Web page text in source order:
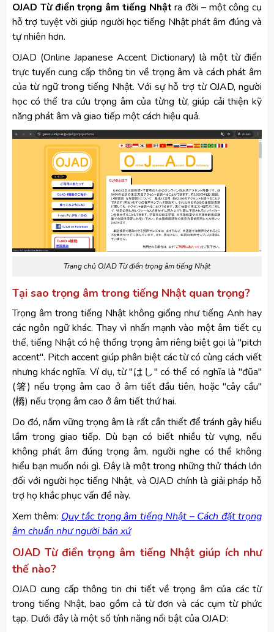
OJAD Từ điển trọng âm tiếng Nhật ra đời – một công cụ
hỗ trợ tuyệt vời giúp người học tiếng Nhật phát âm đúng và
tự nhiên hơn.
OJAD (Online Japanese Accent Dictionary) là một từ điển
trực tuyến cung cấp thông tin về trọng âm và cách phát âm
của từ ngữ trong tiếng Nhật. Với sự hỗ trợ từ OJAD, người
học có thể tra cứu trọng âm của từng từ, giúp cải thiện kỹ
năng phát âm và giao tiếp một cách hiệu quả.
Trang chủ OJAD Từ điển trọng âm tiếng Nhật
Tại sao trọng âm trong tiếng Nhật quan trọng?
Trọng âm trong tiếng Nhật không giống như tiếng Anh hay
các ngôn ngữ khác. Thay vì nhấn mạnh vào một âm tiết cụ
thể, tiếng Nhật có hệ thống trọng âm riêng biệt gọi là "pitch
accent". Pitch accent giúp phân biệt các từ có cùng cách viết
nhưng khác nghĩa. Ví dụ, từ "はし" có thể có nghĩa là "đũa"
(箸) nếu trọng âm cao ở âm tiết đầu tiên, hoặc "cây cầu"
(橋) nếu trọng âm cao ở âm tiết thứ hai.
Do đó, nắm vững trọng âm là rất cần thiết để tránh gây hiểu
lầm trong giao tiếp. Dù bạn có biết nhiều từ vựng, nếu
không phát âm đúng trọng âm, người nghe có thể không
hiểu bạn muốn nói gì. Đây là một trong những thử thách lớn
đối với người học tiếng Nhật, và OJAD chính là giải pháp hỗ
trợ họ khắc phục vấn đề này.
Xem thêm: Quy tắc trọng âm tiếng Nhật – Cách đặt trọng
âm chuẩn như người bản xứ
OJAD Từ điển trọng âm tiếng Nhật giúp ích như
thế nào?
OJAD cung cấp thông tin chi tiết về trọng âm của các từ
trong tiếng Nhật, bao gồm cả từ đơn và các cụm từ phức
tạp. Dưới đây là một số tính năng nổi bật của OJAD: